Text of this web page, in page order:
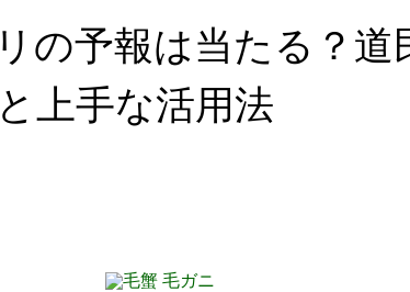
の予報は当たる？道
上手な活用法